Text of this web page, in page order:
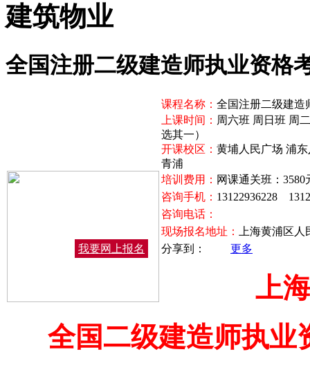
建筑物业
全国注册二级建造师执业资格
课程名称： 全国注册二级建造
上课时间： 周六班 周日班 周
选其一）
开课校区： 黄埔人民广场 浦
青浦
培训费用： 网课通关班：
咨询手机： 13122936228
咨询电话：
现场报名地址：
上海黄浦区
我要网上报名
分享到： 更多
上
全国二级建造师执业